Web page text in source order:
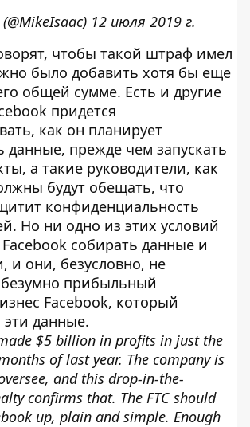
12 июля 2019 г.
чтобы такой штраф имел
было добавить хотя бы еще
общей сумме. Есть и другие
придется
как он планирует
данные, прежде чем запускать
а такие руководители, как
будут обещать, что
конфиденциальность
Но ни одно из этих условий
собирать данные и
и они, безусловно, не
прибыльный
Facebook, который
эти данные.
$5 billion in profits in just the
of last year. The company is
and this drop-in-the-
confirms that. The FTC should
up, plain and simple. Enough